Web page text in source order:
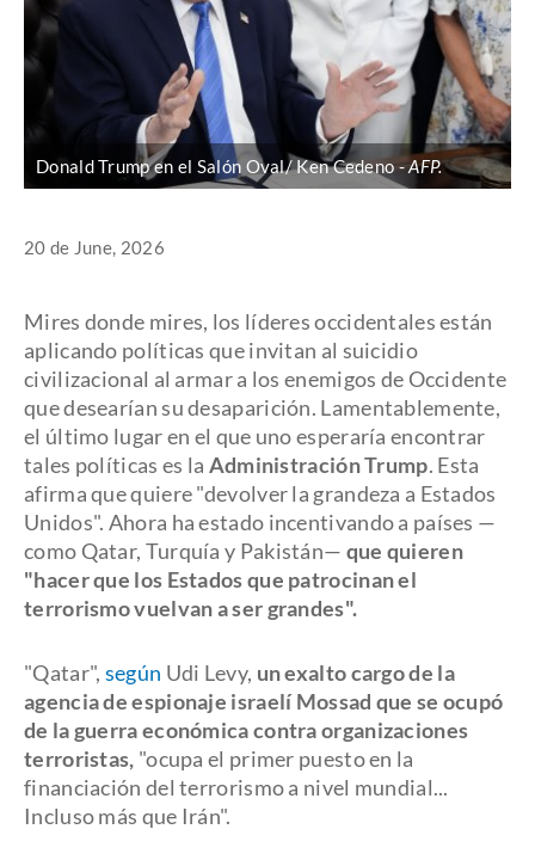
Donald Trump en el Salón Oval/ Ken Cedeno AFP.
20 de June, 2026
Mires donde mires, los líderes occidentales están
aplicando políticas que invitan al suicidio
civilizacional al armar a los enemigos de Occidente
que desearían su desaparición. Lamentablemente,
el último lugar en el que uno esperaría encontrar
tales políticas es la Administración Trump. Esta
afirma que quiere "devolver la grandeza a Estados
Unidos". Ahora ha estado incentivando a países —
como Qatar, Turquía y Pakistán— que quieren
"hacer que los Estados que patrocinan el
terrorismo vuelvan a ser grandes".
"Qatar", según Udi Levy, un exalto cargo de la
agencia de espionaje israelí Mossad que se ocupó
de la guerra económica contra organizaciones
terroristas, "ocupa el primer puesto en la
financiación del terrorismo a nivel mundial...
Incluso más que Irán".